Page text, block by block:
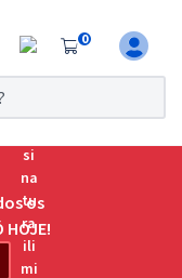
0
os